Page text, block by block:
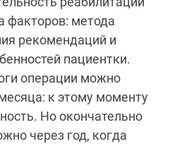
факторов: метода
рекомендаций и
пациентки.
операции можно
к этому моменту
Но окончательно
через год, когда